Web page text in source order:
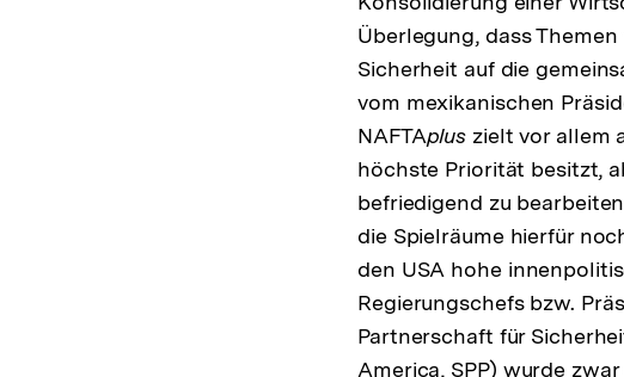
Überlegung, dass
Sicherheit auf die
vom mexikanischen
NAFTAplus zielt vor allem
höchste Priorität besitzt,
befriedigend zu
die Spielräume hierfür
den USA hohe
Regierungschefs bzw.
Partnerschaft für
America, SPP) wurde